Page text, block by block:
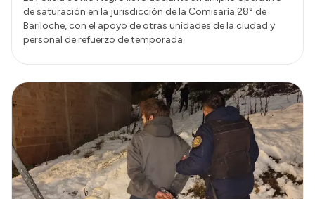
de saturación en la jurisdicción de la Comisaría 28° de
Bariloche, con el apoyo de otras unidades de la ciudad y
personal de refuerzo de temporada.